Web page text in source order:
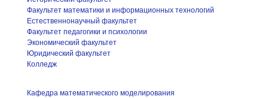
Факультет математики и информационных технологий
Естественнонаучный факультет
Факультет педагогики и психологии
Экономический факультет
Юридический факультет
Колледж
Кафедра математического моделирования